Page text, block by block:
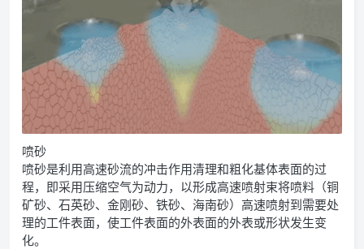
喷砂
喷砂是利用高速砂流的冲击作用清理和粗化基体表面的过
程，即采用压缩空气为动力，以形成高速喷射束将喷料（铜
矿砂、石英砂、金刚砂、铁砂、海南砂）高速喷射到需要处
理的工件表面，使工件表面的外表面的外表或形状发生变
化。